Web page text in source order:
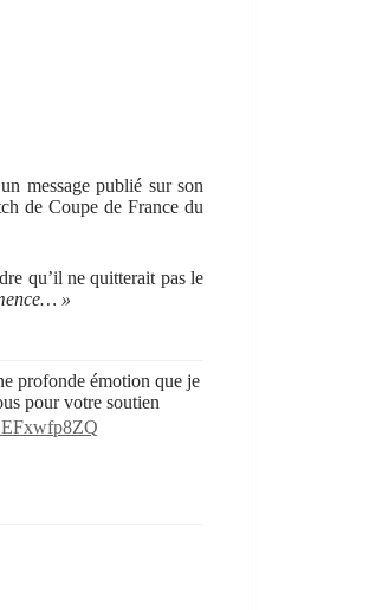
message publié sur son
de Coupe de France du
qu’il ne quitterait pas le
»
profonde émotion que je
pour votre soutien